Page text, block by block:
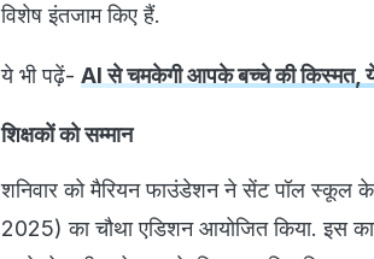
विशेष इंतजाम किए हैं.
ये भी पढ़ें- AI से चमकेगी आपके बच्चे की किस्मत, ये
शिक्षकों को सम्मान
शनिवार को मैरियन फाउंडेशन ने सेंट पॉल स्कूल
2025) का चौथा एडिशन आयोजित किया. इस